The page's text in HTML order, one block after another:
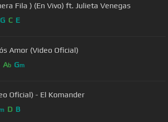
Fila ) (En Vivo) ft. Julieta Venegas
G C E
Amor (Video Oficial)
Ab Gm
Oficial) - El Komander
m D B